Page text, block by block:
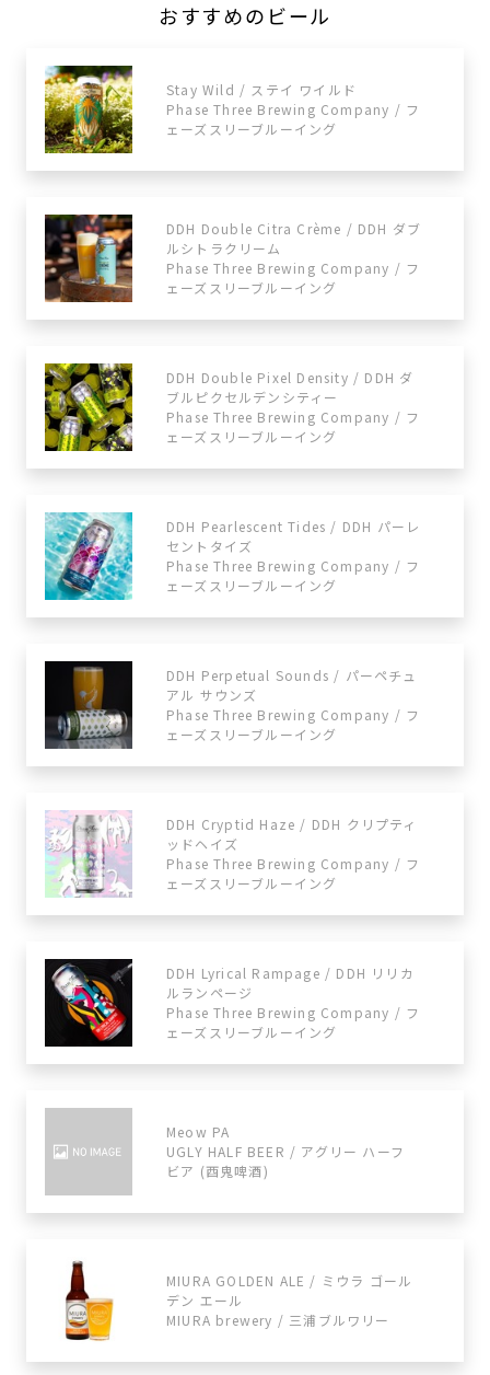
おすすめのビール
Stay Wild / ステイ ワイルド
Phase Three Brewing Company / フ
ェーズスリーブルーイング
DDH Double Citra Crème / DDH ダブ
ルシトラクリーム
Phase Three Brewing Company / フ
ェーズスリーブルーイング
DDH Double Pixel Density / DDH ダ
ブルピクセルデンシティー
Phase Three Brewing Company / フ
ェーズスリーブルーイング
DDH Pearlescent Tides / DDH パーレ
セントタイズ
Phase Three Brewing Company / フ
ェーズスリーブルーイング
DDH Perpetual Sounds / パーペチュ
アル サウンズ
Phase Three Brewing Company / フ
ェーズスリーブルーイング
DDH Cryptid Haze / DDH クリプティ
ッドヘイズ
Phase Three Brewing Company / フ
ェーズスリーブルーイング
DDH Lyrical Rampage / DDH リリカ
ルランページ
Phase Three Brewing Company / フ
ェーズスリーブルーイング
Meow PA
UGLY HALF BEER / アグリー ハーフ
ビア (酉鬼啤酒)
MIURA GOLDEN ALE / ミウラ ゴール
デン エール
MIURA brewery / 三浦ブルワリー